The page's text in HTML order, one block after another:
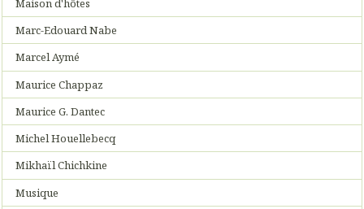
Maison d'hôtes
Marc-Edouard Nabe
Marcel Aymé
Maurice Chappaz
Maurice G. Dantec
Michel Houellebecq
Mikhaïl Chichkine
Musique